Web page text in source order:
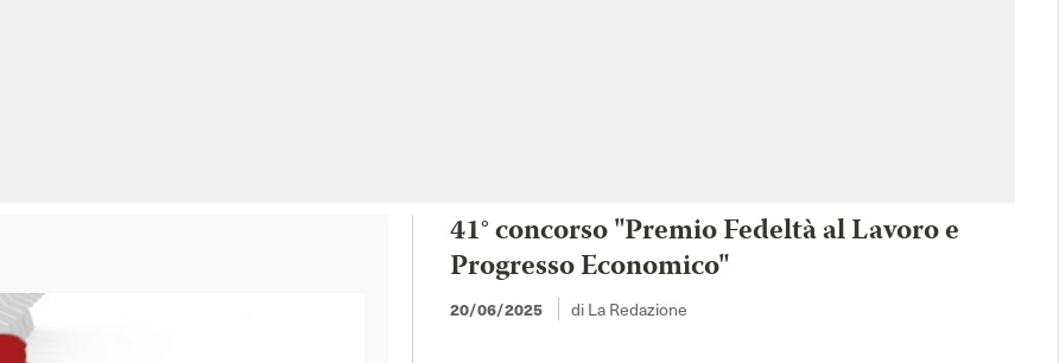
41° concorso "Premio Fedeltà al Lavoro e
Progresso Economico"
20/06/2025 di La Redazione